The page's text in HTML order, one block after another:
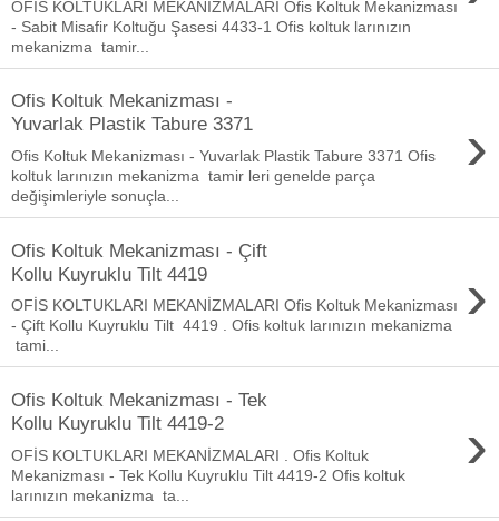
OFİS KOLTUKLARI MEKANİZMALARI Ofis Koltuk Mekanizması
- Sabit Misafir Koltuğu Şasesi 4433-1 Ofis koltuk larınızın
mekanizma tamir...
Ofis Koltuk Mekanizması -
Yuvarlak Plastik Tabure 3371
›
Ofis Koltuk Mekanizması - Yuvarlak Plastik Tabure 3371 Ofis
koltuk larınızın mekanizma tamir leri genelde parça
değişimleriyle sonuçla...
Ofis Koltuk Mekanizması - Çift
Kollu Kuyruklu Tilt 4419
›
OFİS KOLTUKLARI MEKANİZMALARI Ofis Koltuk Mekanizması
- Çift Kollu Kuyruklu Tilt 4419 . Ofis koltuk larınızın mekanizma
tami...
Ofis Koltuk Mekanizması - Tek
Kollu Kuyruklu Tilt 4419-2
›
OFİS KOLTUKLARI MEKANİZMALARI . Ofis Koltuk
Mekanizması - Tek Kollu Kuyruklu Tilt 4419-2 Ofis koltuk
larınızın mekanizma ta...